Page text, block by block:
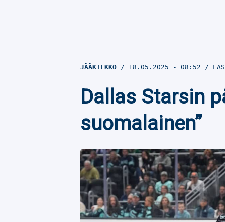
JÄÄKIEKKO 18.05.2025 - 08:52
Dallas Starsin
suomalainen”